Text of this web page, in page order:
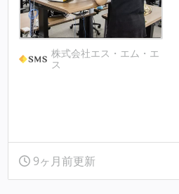
株式会社エス・エム・エ
ス
9ヶ月前更新